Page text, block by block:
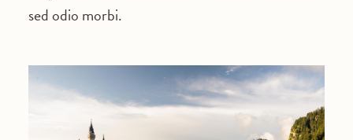
sed odio morbi.